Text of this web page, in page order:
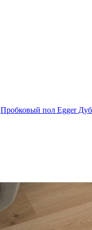
Пробковый пол Egger